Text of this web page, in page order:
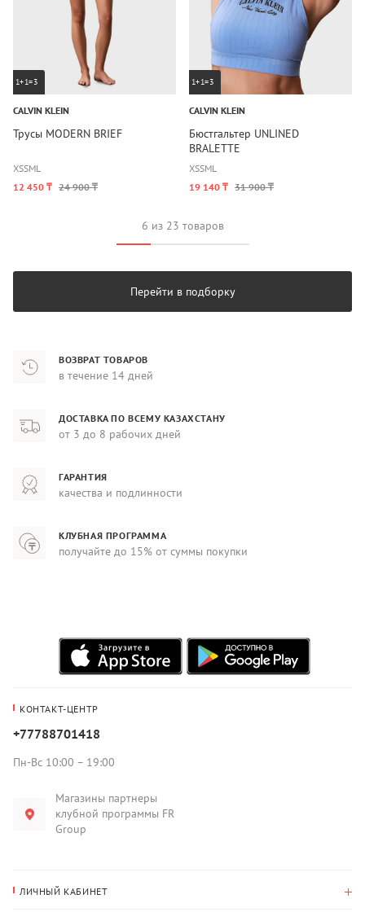
1+1=3
CALVIN KLEIN
Трусы MODERN BRIEF
XSSML
12 450 ₸ 24 900 ₸
1+1=3
CALVIN KLEIN
Бюстгальтер UNLINED
BRALETTE
XSSML
19 140 ₸ 31 900 ₸
6 из 23 товаров
Перейти в подборку
ВОЗВРАТ ТОВАРОВ
в течение 14 дней
ДОСТАВКА ПО ВСЕМУ КАЗАХСТАНУ
от 3 до 8 рабочих дней
ГАРАНТИЯ
качества и подлинности
КЛУБНАЯ ПРОГРАММА
получайте до 15% от суммы покупки
КОНТАКТ-ЦЕНТР
+77788701418
Пн-Вс 10:00 – 19:00
Магазины партнеры
клубной программы FR
Group
ЛИЧНЫЙ КАБИНЕТ